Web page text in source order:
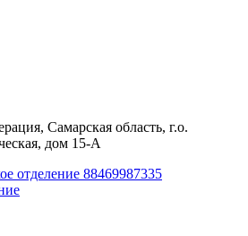
Самарская область, г.о.
дом 15-А
отделение 88469987335